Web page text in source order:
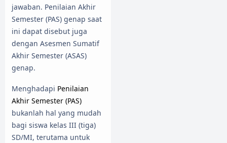
jawaban. Penilaian Akhir
Semester (PAS) genap saat
ini dapat disebut juga
dengan Asesmen Sumatif
Akhir Semester (ASAS)
genap.
Menghadapi Penilaian
Akhir Semester (PAS)
bukanlah hal yang mudah
bagi siswa kelas III (tiga)
SD/MI, terutama untuk